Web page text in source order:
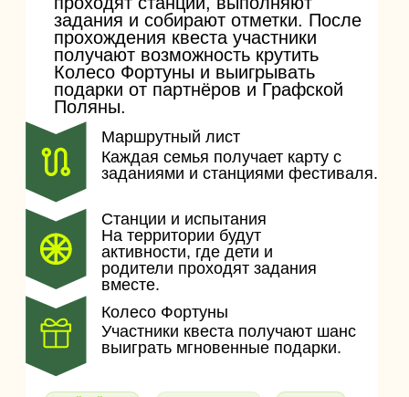
Для всей семьи
Интерактивная программа
Гастрозона